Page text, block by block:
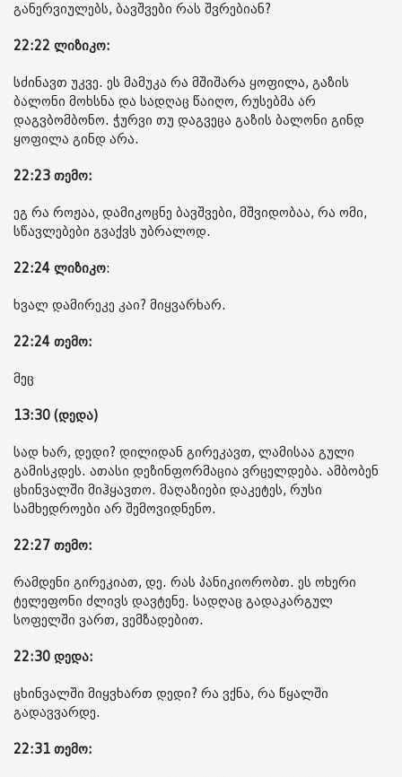
განერვიულებს, ბავშვები რას შვრებიან?
22:22 ლიზიკო:
სძინავთ უკვე. ეს მამუკა რა მშიშარა ყოფილა, გაზის
ბალონი მოხსნა და სადღაც წაიღო, რუსებმა არ
დაგვბომბონო. ჭურვი თუ დაგვეცა გაზის ბალონი გინდ
ყოფილა გინდ არა.
22:23 თემო:
ეგ რა როჟაა, დამიკოცნე ბავშვები, მშვიდობაა, რა ომი,
სწავლებები გვაქვს უბრალოდ.
22:24 ლიზიკო:
ხვალ დამირეკე კაი? მიყვარხარ.
22:24 თემო:
მეც
13:30 (დედა)
სად ხარ, დედი? დილიდან გირეკავთ, ლამისაა გული
გამისკდეს. ათასი დეზინფორმაცია ვრცელდება. ამბობენ
ცხინვალში მიჰყავთო. მაღაზიები დაკეტეს, რუსი
სამხედროები არ შემოვიდნენო.
22:27 თემო:
რამდენი გირეკიათ, დე. რას პანიკიორობთ. ეს ოხერი
ტელეფონი ძლივს დავტენე. სადღაც გადაკარგულ
სოფელში ვართ, ვემზადებით.
22:30 დედა:
ცხინვალში მიყვხართ დედი? რა ვქნა, რა წყალში
გადავვარდე.
22:31 თემო: